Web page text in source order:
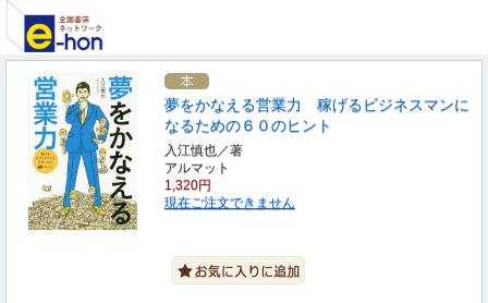
夢をかなえる営業力 稼げるビジネスマンに
なるための６０のヒント
入江慎也／著
アルマット
1,320円
現在ご注文できません